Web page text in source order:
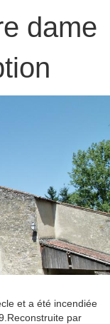
dame
et a été incendiée
par